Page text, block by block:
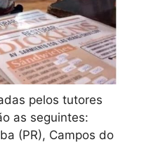
pelos tutores
as seguintes:
(PR), Campos do